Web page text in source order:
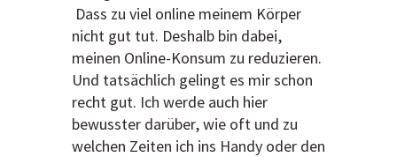
Dass zu viel online meinem Körper
nicht gut tut. Deshalb bin dabei,
meinen Online-Konsum zu reduzieren.
Und tatsächlich gelingt es mir schon
recht gut. Ich werde auch hier
bewusster darüber, wie oft und zu
welchen Zeiten ich ins Handy oder den